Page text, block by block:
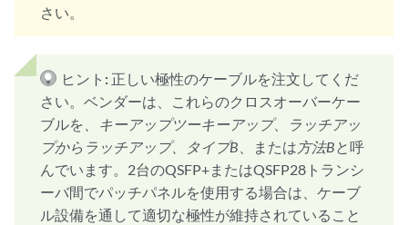
さい。
ヒント: 正しい極性のケーブルを注文してくだ
さい。ベンダーは、これらのクロスオーバーケー
ブルを
、キーアップツーキーアップ、
ラッチアッ
プからラッチアップ、
タイプB 、または 方法Bと呼
んでいます。2台のQSFP+またはQSFP28トランシ
ーバ間でパッチパネルを使用する場合は、ケーブ
ル設備を通して適切な極性が維持されていること